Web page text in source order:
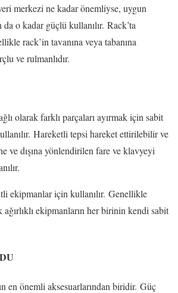
merkezi ne kadar önemliyse, uygun
o kadar güçlü kullanılır. Rack’ta
rack’in tavanına veya tabanına
ve rulmanlıdır.
olarak farklı parçaları ayırmak için sabit
Hareketli tepsi hareket ettirilebilir ve
ve dışına yönlendirilen fare ve klavyeyi
ekipmanlar için kullanılır. Genellikle
ekipmanların her birinin kendi sabit
en önemli aksesuarlarından biridir. Güç